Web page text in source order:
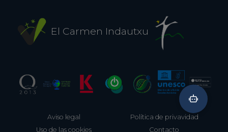
El Carmen Indautxu
Aviso legal
Política de privavidad
Uso de las cookies
Contacto